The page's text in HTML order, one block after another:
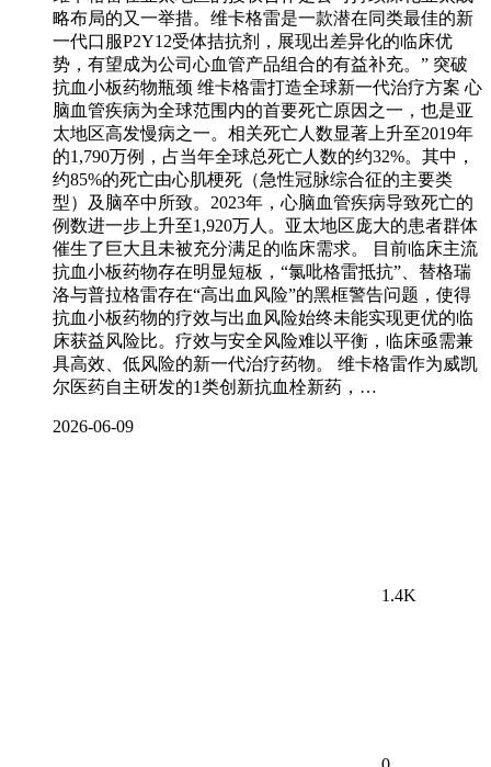
略布局的又一举措。维卡格雷是一款潜在同类最佳的新
一代口服P2Y12受体拮抗剂，展现出差异化的临床优
势，有望成为公司心血管产品组合的有益补充。” 突破
抗血小板药物瓶颈 维卡格雷打造全球新一代治疗方案 心
脑血管疾病为全球范围内的首要死亡原因之一，也是亚
太地区高发慢病之一。相关死亡人数显著上升至2019年
的1,790万例，占当年全球总死亡人数的约32%。其中，
约85%的死亡由心肌梗死（急性冠脉综合征的主要类
型）及脑卒中所致。2023年，心脑血管疾病导致死亡的
例数进一步上升至1,920万人。亚太地区庞大的患者群体
催生了巨大且未被充分满足的临床需求。 目前临床主流
抗血小板药物存在明显短板，“氯吡格雷抵抗”、替格瑞
洛与普拉格雷存在“高出血风险”的黑框警告问题，使得
抗血小板药物的疗效与出血风险始终未能实现更优的临
床获益风险比。疗效与安全风险难以平衡，临床亟需兼
具高效、低风险的新一代治疗药物。 维卡格雷作为威凯
尔医药自主研发的1类创新抗血栓新药，…
2026-06-09
1.4K